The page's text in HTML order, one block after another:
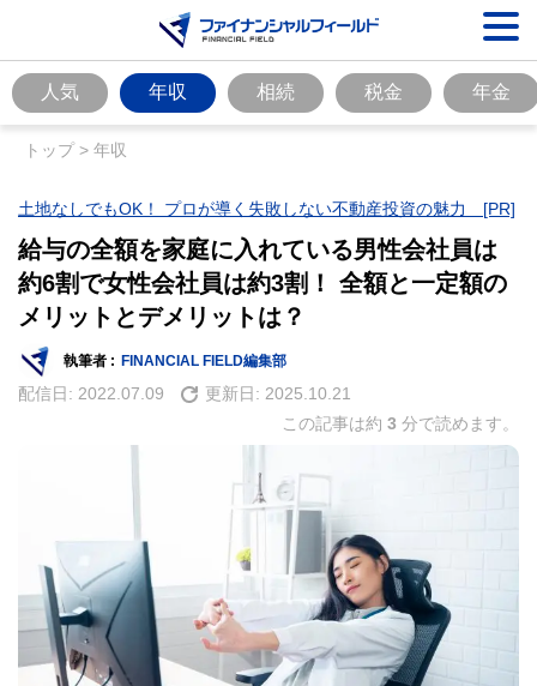
人気 年収 相続 税金 年金
トップ> 年収
土地なしでもOK！ プロが導く失敗しない不動産投資の魅力 [PR]
給与の全額を家庭に入れている男性会社員は
約6割で女性会社員は約3割！ 全額と一定額の
メリットとデメリットは？
執筆者 : FINANCIAL FIELD編集部
配信日: 2022.07.09 更新日: 2025.10.21
この記事は約 3 分で読めます。